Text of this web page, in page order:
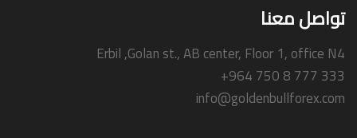
تواصل معنا
Erbil ,Golan st., AB center, Floor 1, office N4
+964 750 8 777 333
info@goldenbullforex.com